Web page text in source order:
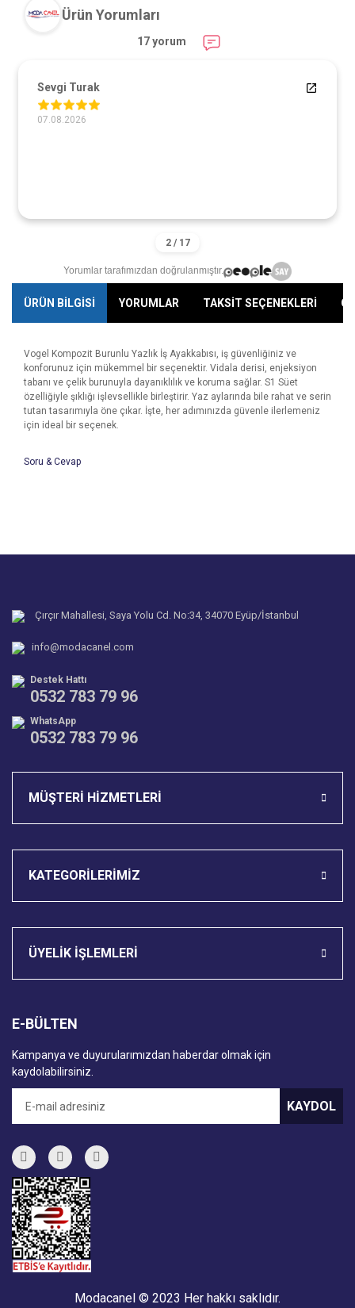
Ürün Yorumları
17 yorum
Sevgi Turak
07.08.2026
Yorumlar tarafımızdan doğrulanmıştır.
ÜRÜN BİLGİSİ YORUMLAR TAKSİT SEÇENEKLERİ
Vogel Kompozit Burunlu Yazlık İş Ayakkabısı, iş güvenliğiniz ve
konforunuz için mükemmel bir seçenektir. Vidala derisi, enjeksiyon
tabanı ve çelik burunuyla dayanıklılık ve koruma sağlar. S1 Süet
özelliğiyle şıklığı işlevsellikle birleştirir. Yaz aylarında bile rahat ve serin
tutan tasarımıyla öne çıkar. İşte, her adımınızda güvenle ilerlemeniz
için ideal bir seçenek.
Bu ürüne benzer farklı alternatifler olmalı.
Soru & Cevap
Çırçır Mahallesi, Saya Yolu Cd. No:34, 34070 Eyüp/İstanbul
info@modacanel.com
Destek Hattı
0532 783 79 96
WhatsApp
0532 783 79 96
MÜŞTERİ HİZMETLERİ
KATEGORİLERİMİZ
ÜYELİK İŞLEMLERİ
E-BÜLTEN
Kampanya ve duyurularımızdan haberdar olmak için
kaydolabilirsiniz.
KAYDOL
Modacanel © 2023 Her hakkı saklıdır.